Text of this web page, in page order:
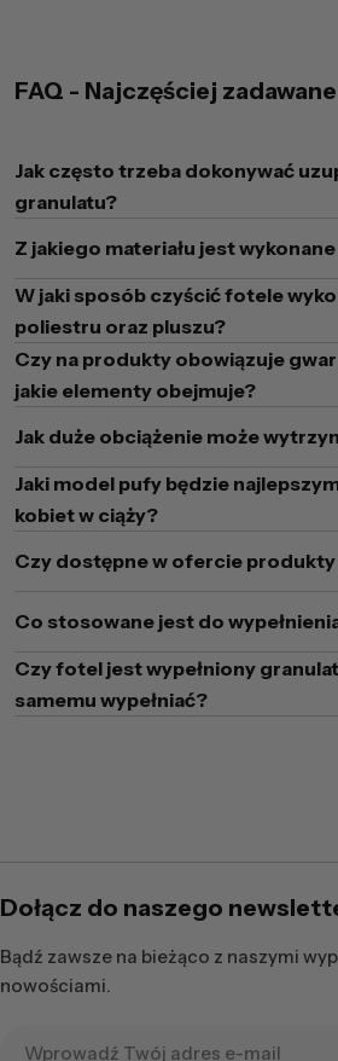
FAQ - Najczęściej
Jak często trzeba dokonywać
granulatu?
Z jakiego materiału jest
W jaki sposób czyścić fotele
poliestru oraz pluszu?
Czy na produkty obowiązuje
jakie elementy obejmuje?
Jak duże obciążenie może
Jaki model pufy będzie
kobiet w ciąży?
Czy dostępne w ofercie
Co stosowane jest do
Czy fotel jest wypełniony
samemu wypełniać?
Dołącz do naszego
Bądź zawsze na bieżąco z naszymi
nowościami.